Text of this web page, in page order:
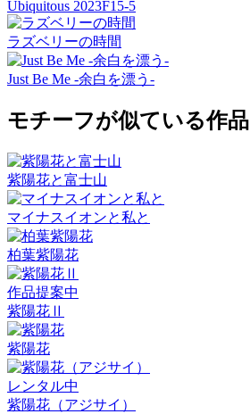
Ubiquitous 2023F15-5
ラズベリーの時間
Just Be Me -余白を漂う-
モチーフが似ている作品
紫陽花と富士山
マイナスイオンと私と
柏葉紫陽花
作品提案中
紫陽花Ⅱ
紫陽花
レンタル中
紫陽花（アジサイ）